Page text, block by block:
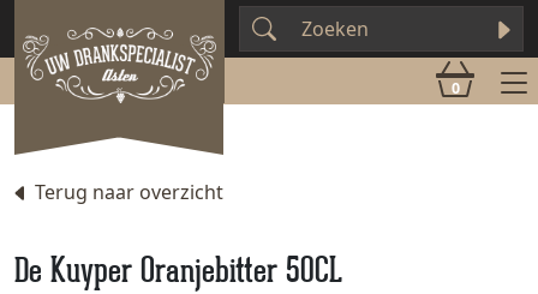
0
Terug naar overzicht
De Kuyper Oranjebitter 50CL